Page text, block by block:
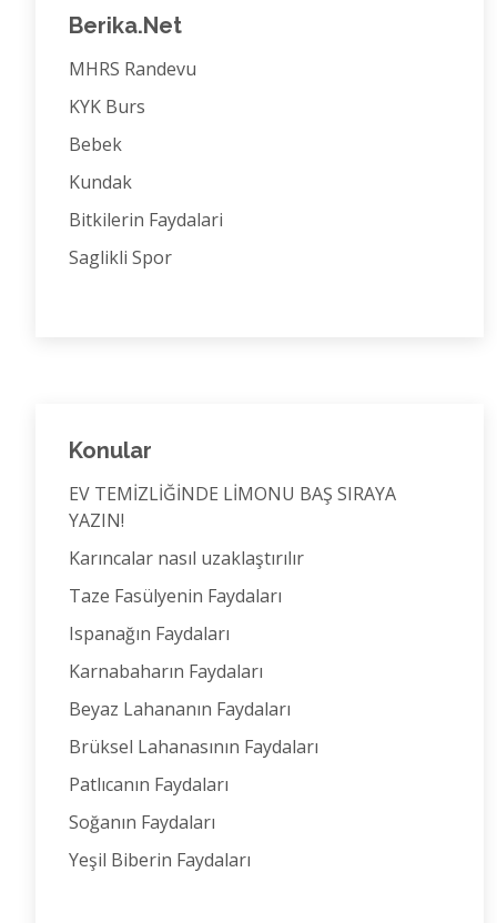
Berika.Net
MHRS Randevu
KYK Burs
Bebek
Kundak
Bitkilerin Faydalari
Saglikli Spor
Konular
EV TEMİZLİĞİNDE LİMONU BAŞ SIRAYA
YAZIN!
Karıncalar nasıl uzaklaştırılır
Taze Fasülyenin Faydaları
Ispanağın Faydaları
Karnabaharın Faydaları
Beyaz Lahananın Faydaları
Brüksel Lahanasının Faydaları
Patlıcanın Faydaları
Soğanın Faydaları
Yeşil Biberin Faydaları